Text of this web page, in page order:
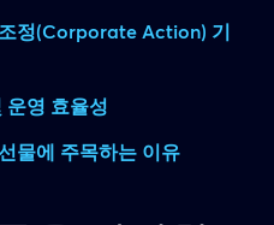
정(Corporate Action) 기
운영 효율성
물에 주목하는 이유